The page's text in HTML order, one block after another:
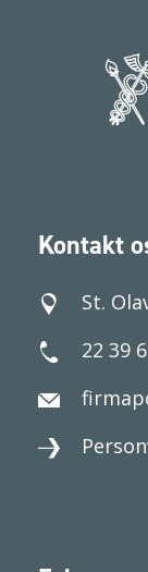
Kontakt
St.
22 39